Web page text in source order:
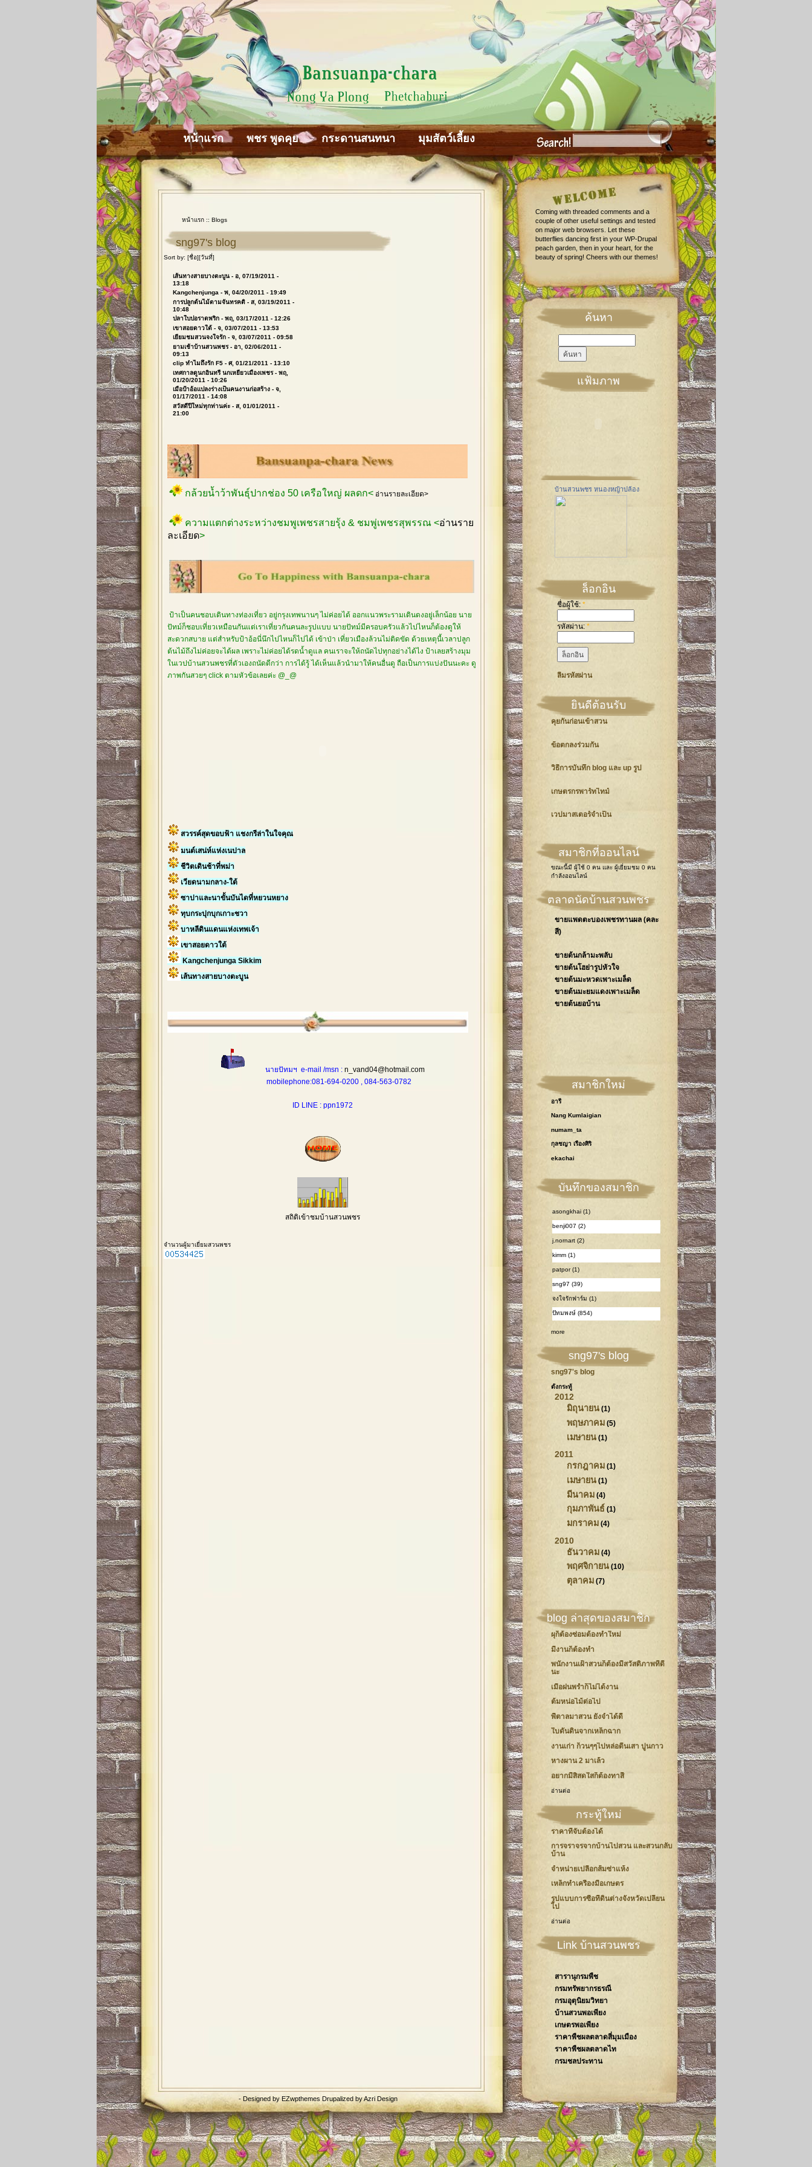
หน้าแรก พชร พูดคุย กระดานสนทนา มุมสัตว์เลี้ยง
หน้าแรก :: Blogs
sng97's blog
Sort by: [ชื่อ][วันที่]
เส้นทางสายบางตะบูน - อ, 07/19/2011 -
13:18
Kangchenjunga - พ, 04/20/2011 - 19:49
การปลูกต้นไม้ตามจันทรคติ - ส, 03/19/2011 -
10:48
ปลาใบปอราดพริก - พฤ, 03/17/2011 - 12:26
เขาสอยดาวใต้ - จ, 03/07/2011 - 13:53
เยี่ยมชมสวนจงใจรัก - จ, 03/07/2011 - 09:58
ยามเช้าบ้านสวนพชร- อา, 02/06/2011 -
09:13
clip ทำไมถึงรัก F5 - ศ, 01/21/2011 - 13:10
เทศกาลดูนกอินทรี นกเหยี่ยวเมืองเพชร- พฤ,
01/20/2011 - 10:26
เมื่อป้าอ้อแปลงร่างเป็นคนงานก่อสร้าง - จ,
01/17/2011 - 14:08
สวัสดีปีใหม่ทุกท่านค่ะ - ส, 01/01/2011 -
21:00
กล้วยน้ำว้าพันธุ์ปากช่อง 50 เครือใหญ่ ผลดก< อ่านรายละเอียด>
ความแตกต่างระหว่างชมพูเพชรสายรุ้ง & ชมพู่เพชรสุพรรณ <อ่านราย
ละเอียด>
ป้าเป็นคนชอบเดินทางท่องเที่ยว อยู่กรุงเทพนานๆ ไม่ค่อยได้ ออกแนวพระรามเดินดงอยู่เล็กน้อย นาย
ปัทม์ก็ชอบเที่ยวเหมือนกันแต่เราเที่ยวกันคนละรูปแบบ นายปัทม์มีครอบครัวแล้วไปไหนก็ต้องดูให้
สะดวกสบาย แต่สำหรับป้าอ้อนี่นึกไปไหนก็ไปได้ เข้าป่า เที่ยวเมืองล้วนไม่ติดขัด ด้วยเหตุนี้เวลาปลูก
ต้นไม้ถึงไม่ค่อยจะได้ผล เพราะไม่ค่อยได้รดน้ำดูแล คนเราจะให้ถนัดไปทุกอย่างได้ไง ป้าเลยสร้างมุม
ในเวปบ้านสวนพชรที่ตัวเองถนัดดีกว่า การได้รู้ ได้เห็นแล้วนำมาให้คนอื่นดู ถือเป็นการแบ่งปันนะคะ ดู
ภาพกันสวยๆ click ตามหัวข้อเลยค่ะ @_@
สวรรค์สุดขอบฟ้า แชงกรีล่าในใจคุณ
มนต์เสน่ห์แห่งเนปาล
ชีวิตเดินช้าที่พม่า
เวียดนามกลาง-ใต้
ซาปาและนาขั้นบันไดที่หยวนหยาง
ทุบกระปุกบุกเกาะชวา
บาหลีดินแดนแห่งเทพเจ้า
เขาสอยดาวใต้
Kangchenjunga Sikkim
เส้นทางสายบางตะบูน
นายปัทมฯ e-mail /msn : n_vand04@hotmail.com
mobilephone:081-694-0200 , 084-563-0782
ID LINE : ppn1972
สถิติเข้าชมบ้านสวนพชร
จำนวนผู้มาเยี่ยมสวนพชร
Coming with threaded comments and a
couple of other useful settings and tested
on major web browsers. Let these
butterflies dancing first in your WP-Drupal
peach garden, then in your heart, for the
beauty of spring! Cheers with our themes!
ค้นหา
แฟ้มภาพ
บ้านสวนพชร หนองหญ้าปล้อง
ล็อกอิน
ชื่อผู้ใช้: *
รหัสผ่าน: *
ลืมรหัสผ่าน
ยินดีต้อนรับ
คุยกันก่อนเข้าสวน
ข้อตกลงร่วมกัน
วิธีการบันทึก blog และ up รูป
เกษตรกรพาร์ทไทม์
เวปมาสเตอร์จำเป็น
สมาชิกที่ออนไลน์
ขณะนี้มี ผู้ใช้ 0 คน และ ผู้เยี่ยมชม 0 คน
กำลังออนไลน์
ตลาดนัดบ้านสวนพชร
ขายแพดตะบองเพชรทานผล (คละ
สี)
ขายต้นกล้ามะพลับ
ขายต้นโฮย่ารูปหัวใจ
ขายต้นมะหวดเพาะเมล็ด
ขายต้นมะยมแดงเพาะเมล็ด
ขายต้นยอบ้าน
สมาชิกใหม่
อารี
Nang Kumlaigian
numam_ta
กุลชญา เรืองศิริ
ekachai
บันทึกของสมาชิก
asongkhai (1)
benji007 (2)
j.nornart (2)
kimm (1)
patpor (1)
sng97 (39)
จงใจรักฟาร์ม (1)
ปัทมพงษ์ (854)
more
sng97's blog
sng97's blog
ตั้งกระทู้
2012
มิถุนายน (1)
พฤษภาคม (5)
เมษายน (1)
2011
กรกฎาคม (1)
เมษายน (1)
มีนาคม (4)
กุมภาพันธ์ (1)
มกราคม (4)
2010
ธันวาคม (4)
พฤศจิกายน (10)
ตุลาคม (7)
blog ล่าสุดของสมาชิก
ผุก็ต้องซ่อมต้องทำใหม่
มีงานก็ต้องทำ
พนักงานเฝ้าสวนก็ต้องมีสวัสดิภาพที่ดี
นะ
เมื่อฝนพร่ำก็ไม่ได้งาน
ต้มหน่อไม้ต่อไป
พี่ตาลมาสวน ยังจำได้ดี
ใบดันดินจากเหล็กฉาก
งานเก่า ก็วนๆๆไปหล่อตีนเสา ปูนกาว
หางผาน 2 มาเล้ว
อยากมีสิสดใสก็ต้องทาสี
อ่านต่อ
กระทู้ใหม่
ราคาที่จับต้องได้
การจราจรจากบ้านไปสวน และสวนกลับ
บ้าน
จำหน่ายเปลือกส้มซ่าแห้ง
เหล็กทำเครื่องมือเกษตร
รูปแบบการซื้อที่ดินต่างจังหวัดเปลี่ยน
ไป
อ่านต่อ
Link บ้านสวนพชร
สารานุกรมพืช
กรมทรัพยากรธรณี
กรมอุตุนิยมวิทยา
บ้านสวนพอเพียง
เกษตรพอเพียง
ราคาพืชผลตลาดสี่มุมเมือง
ราคาพืชผลตลาดไท
กรมชลประทาน
- Designed by EZwpthemes Drupalized byAzri Design